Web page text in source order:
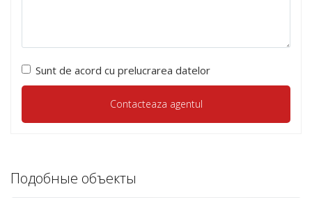
Sunt de acord cu prelucrarea datelor
Подобные объекты